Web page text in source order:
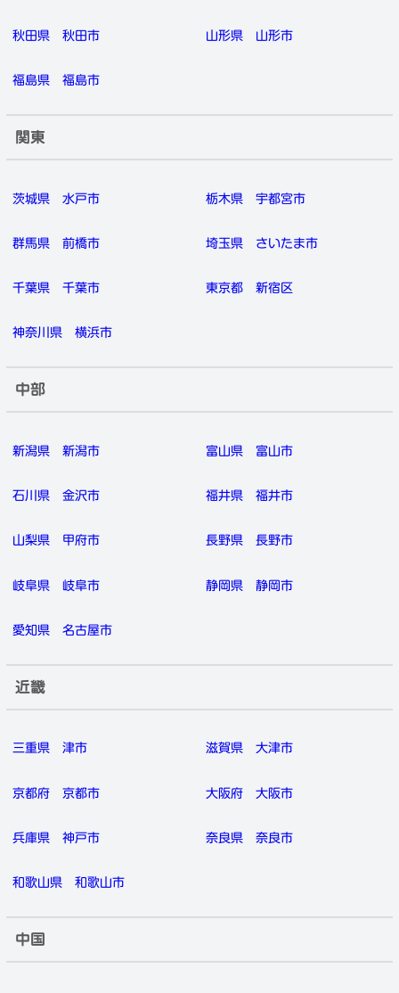
秋田県 秋田市 山形県 山形市
福島県 福島市
関東
茨城県 水戸市 栃木県 宇都宮市
群馬県 前橋市 埼玉県 さいたま市
千葉県 千葉市 東京都 新宿区
神奈川県 横浜市
中部
新潟県 新潟市 富山県 富山市
石川県 金沢市 福井県 福井市
山梨県 甲府市 長野県 長野市
岐阜県 岐阜市 静岡県 静岡市
愛知県 名古屋市
近畿
三重県 津市 滋賀県 大津市
京都府 京都市 大阪府 大阪市
兵庫県 神戸市 奈良県 奈良市
和歌山県 和歌山市
中国